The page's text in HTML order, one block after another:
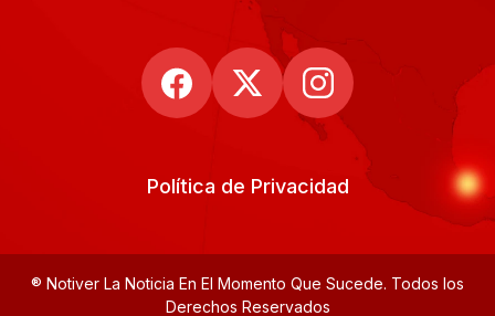
Política de Privacidad
® Notiver La Noticia En El Momento Que Sucede. Todos los
Derechos Reservados